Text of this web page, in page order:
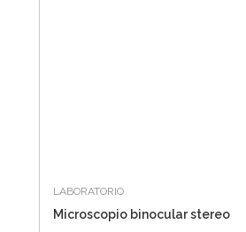
LABORATORIO
Microscopio binocular stereo